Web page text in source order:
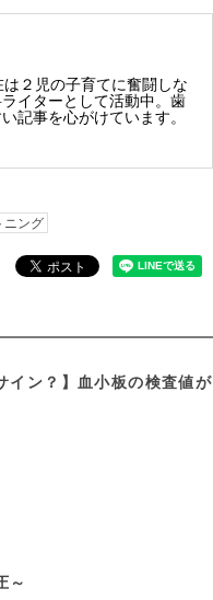
２児の子育てに奮闘しな
イターとして活動中。歯
記事を心がけています。
ニング
イン？】血小板の検査値が
～